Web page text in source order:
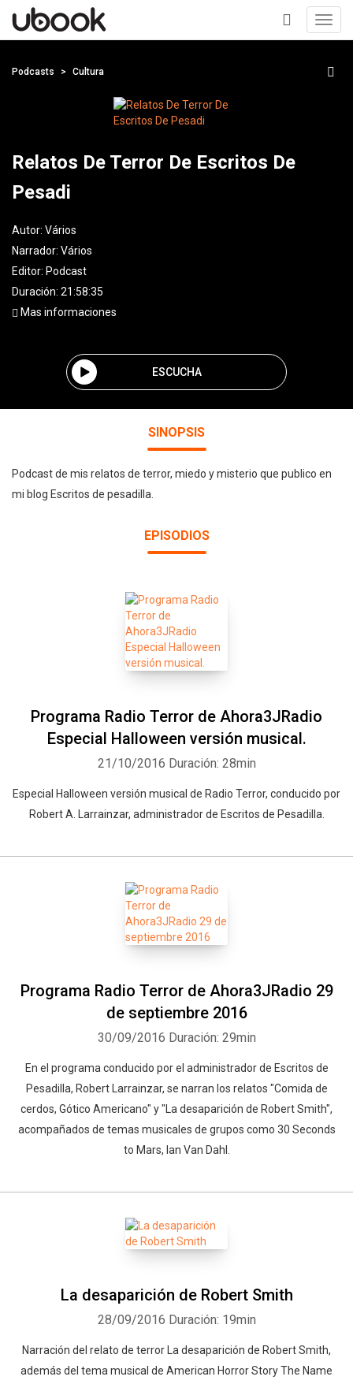
+
Podcasts Cultura
Relatos De Terror De Escritos De
Pesadi
Autor: Vários
Narrador: Vários
Editor: Podcast
Duración: 21:58:35
Mas informaciones
ESCUCHA
SINOPSIS
Podcast de mis relatos de terror, miedo y misterio que publico en
mi blog Escritos de pesadilla.
EPISODIOS
Programa Radio Terror de Ahora3JRadio
Especial Halloween versión musical.
21/10/2016 Duración: 28min
Especial Halloween versión musical de Radio Terror, conducido por
Robert A. Larrainzar, administrador de Escritos de Pesadilla.
Programa Radio Terror de Ahora3JRadio 29
de septiembre 2016
30/09/2016 Duración: 29min
En el programa conducido por el administrador de Escritos de
Pesadilla, Robert Larrainzar, se narran los relatos "Comida de
cerdos, Gótico Americano" y "La desaparición de Robert Smith",
acompañados de temas musicales de grupos como 30 Seconds
to Mars, Ian Van Dahl.
La desaparición de Robert Smith
28/09/2016 Duración: 19min
Narración del relato de terror La desaparición de Robert Smith,
además del tema musical de American Horror Story The Name